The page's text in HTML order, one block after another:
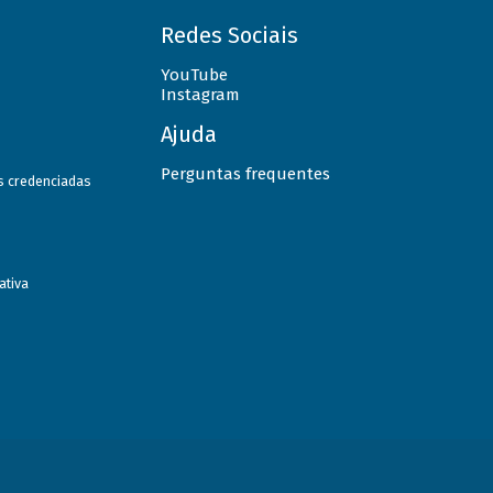
credenciadas
Redes Sociais
YouTube
Instagram
Ajuda
Perguntas frequentes